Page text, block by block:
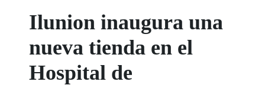
Ilunion inaugura una
nueva tienda en el
Hospital de